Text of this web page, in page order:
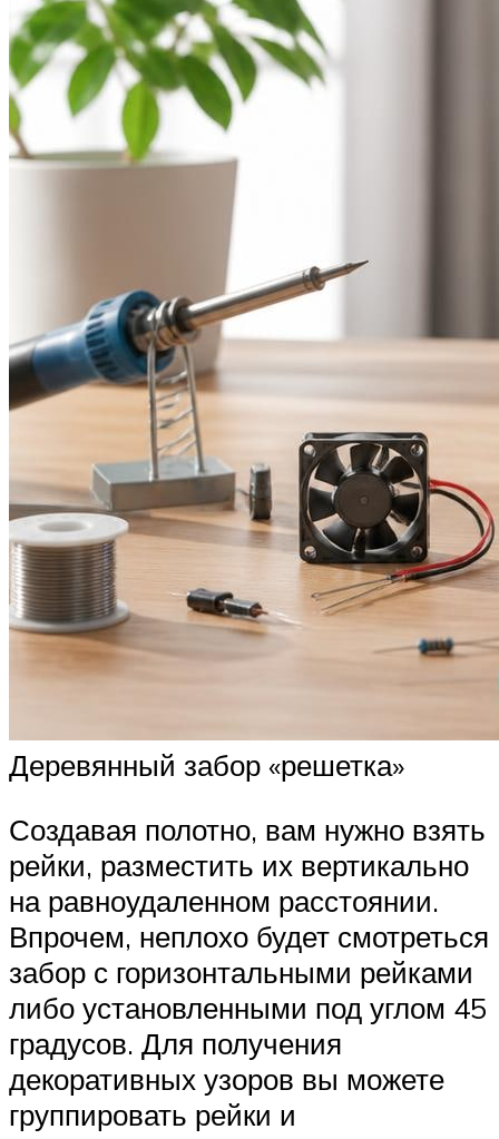
Деревянный забор «решетка»
Создавая полотно, вам нужно взять
рейки, разместить их вертикально
на равноудаленном расстоянии.
Впрочем, неплохо будет смотреться
забор с горизонтальными рейками
либо установленными под углом 45
градусов. Для получения
декоративных узоров вы можете
группировать рейки и